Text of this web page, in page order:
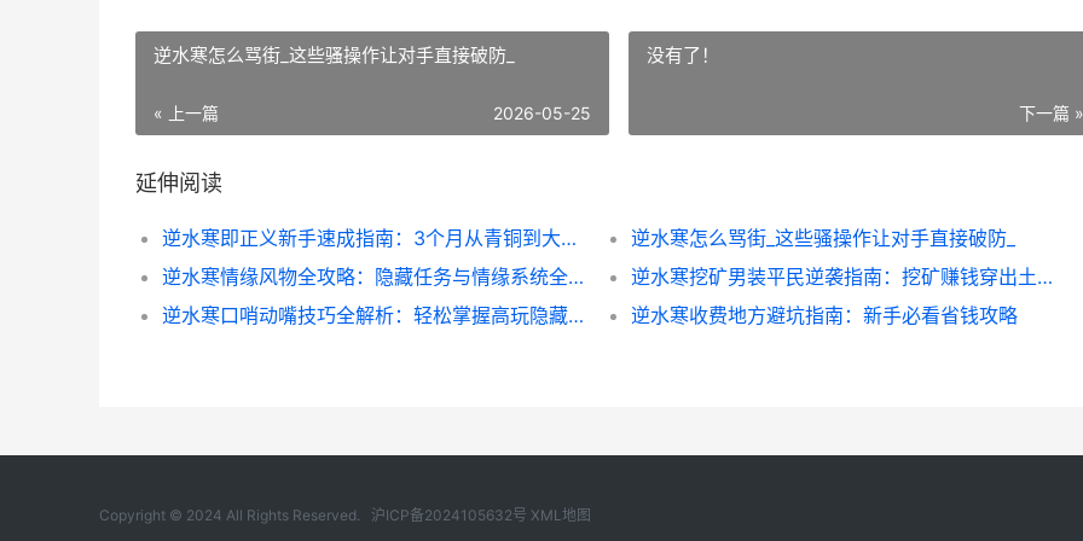
逆水寒怎么骂街_这些骚操作让对手直接破防_
« 上一篇 2026-05-25
没有了！
下一篇 »
延伸阅读
逆水寒即正义新手速成指南：3个月从青铜到大神的进阶秘籍
逆水寒怎么骂街_这些骚操作让对手直接破防_
逆水寒情缘风物全攻略：隐藏任务与情缘系统全解析
逆水寒挖矿男装平民逆袭指南：挖矿赚钱穿出土豪范
逆水寒口哨动嘴技巧全解析：轻松掌握高玩隐藏玩法
逆水寒收费地方避坑指南：新手必看省钱攻略
Copyright © 2024 All Rights Reserved. 沪ICP备2024105632号 XML地图